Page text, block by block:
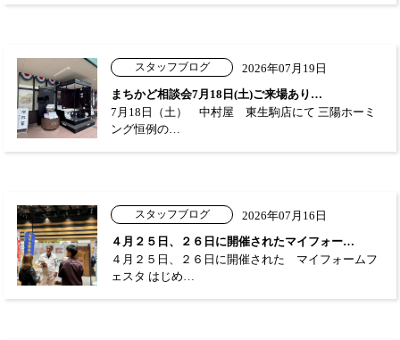
スタッフブログ
2026年07月19日
まちかど相談会7月18日(土)ご来場あり…
7月18日（土） 中村屋 東生駒店にて 三陽ホーミ
ング恒例の…
スタッフブログ
2026年07月16日
４月２５日、２６日に開催されたマイフォー…
４月２５日、２６日に開催された マイフォームフ
ェスタ はじめ…